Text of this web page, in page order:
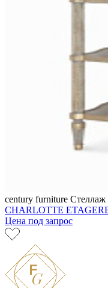
century furniture Стеллаж
CHARLOTTE
Цена под запрос